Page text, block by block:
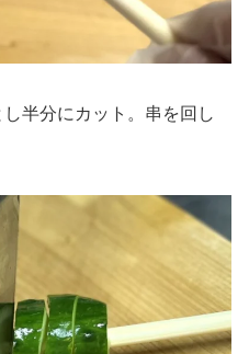
半分にカット。串を回し